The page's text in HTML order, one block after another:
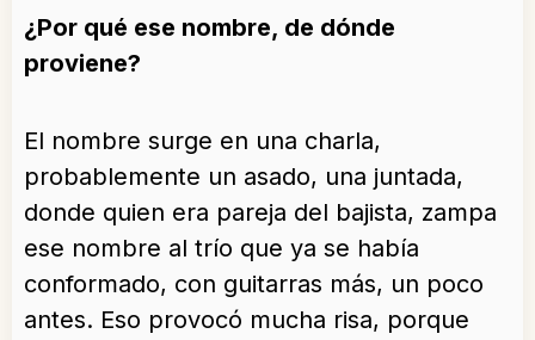
¿Por qué ese nombre, de dónde
proviene?
El nombre surge en una charla,
probablemente un asado, una juntada,
donde quien era pareja del bajista, zampa
ese nombre al trío que ya se había
conformado, con guitarras más, un poco
antes. Eso provocó mucha risa, porque